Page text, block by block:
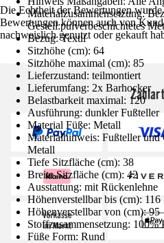
Materialzusammensetzung:
Gestell:pulverbeschichtetes
Bezug: Textil
Sitzhöhe (cm): 64
Sitzhöhe maximal (cm): 85
Lieferzustand: teilmontiert
Lieferumfang: 2x Barhocker
Belastbarkeit maximal: 120
Ausführung: dunkler Fußteller
Material Füße: Metall
Materialhinweis: Fußteller und
Metall
Tiefe Sitzfläche (cm): 38
Breite Sitzfläche (cm): 42
Ausstattung: mit Rückenlehne
Höhenverstellbar bis (cm): 116
Höhenverstellbar von (cm): 95
Stoffzusammensetzung: 100%
Füße Form: Rund
Die Echtheit der Bewertungen
Bewertungen können auch von
nachweislich genutzt oder gekauft